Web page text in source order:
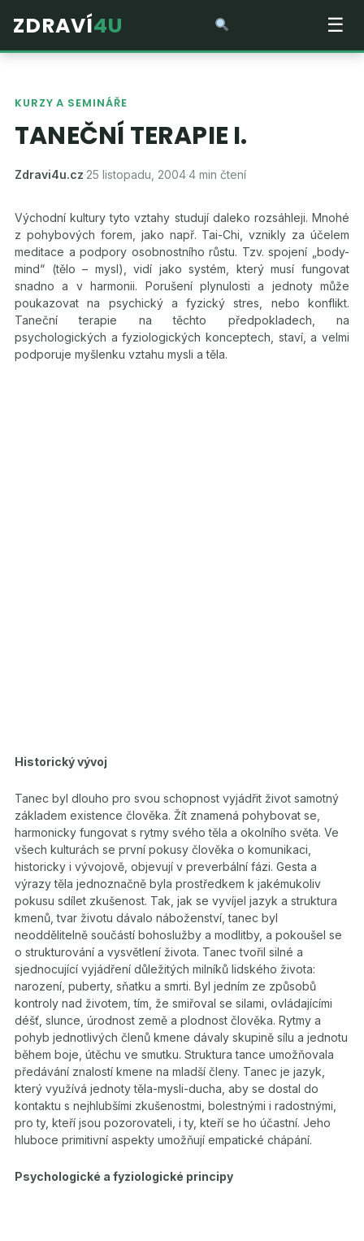
ZDRAVÍ4U ☰
KURZY A SEMINÁŘE
TANEČNÍ TERAPIE I.
Zdravi4u.cz·25 listopadu, 2004·4 min čtení
Východní kultury tyto vztahy studují daleko rozsáhleji. Mnohé
z pohybových forem, jako např. Tai-Chi, vznikly za účelem
meditace a podpory osobnostního růstu. Tzv. spojení „body-
mind“ (tělo – mysl), vidí jako systém, který musí fungovat
snadno a v harmonii. Porušení plynulosti a jednoty může
poukazovat na psychický a fyzický stres, nebo konflikt.
Taneční terapie na těchto předpokladech, na
psychologických a fyziologických konceptech, staví, a velmi
podporuje myšlenku vztahu mysli a těla.
Historický vývoj
Tanec byl dlouho pro svou schopnost vyjádřit život samotný
základem existence člověka. Žít znamená pohybovat se,
harmonicky fungovat s rytmy svého těla a okolního světa. Ve
všech kulturách se první pokusy člověka o komunikaci,
historicky i vývojově, objevují v preverbální fázi. Gesta a
výrazy těla jednoznačně byla prostředkem k jakémukoliv
pokusu sdílet zkušenost. Tak, jak se vyvíjel jazyk a struktura
kmenů, tvar životu dávalo náboženství, tanec byl
neoddělitelně součástí bohoslužby a modlitby, a pokoušel se
o strukturování a vysvětlení života. Tanec tvořil silné a
sjednocující vyjádření důležitých milníků lidského života:
narození, puberty, sňatku a smrti. Byl jedním ze způsobů
kontroly nad životem, tím, že smiřoval se silami, ovládajícími
déšť, slunce, úrodnost země a plodnost člověka. Rytmy a
pohyb jednotlivých členů kmene dávaly skupině sílu a jednotu
během boje, útěchu ve smutku. Struktura tance umožňovala
předávání znalostí kmene na mladší členy. Tanec je jazyk,
který využívá jednoty těla-mysli-ducha, aby se dostal do
kontaktu s nejhlubšími zkušenostmi, bolestnými i radostnými,
pro ty, kteří jsou pozorovateli, i ty, kteří se ho účastní. Jeho
hluboce primitivní aspekty umožňují empatické chápání.
Psychologické a fyziologické principy